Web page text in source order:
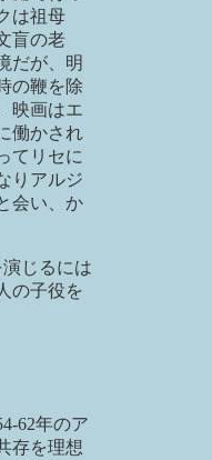
は祖母
盲の老
だが、明
の鞭を除
映画はエ
働かされ
てリセに
りアルジ
会い、か
じるには
の子役を
62年のア
存を理想